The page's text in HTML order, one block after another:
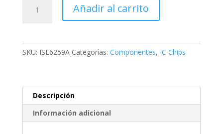
U7100
Ic
macbook
Añadir al carrito
SKU: ISL6259A Categorías: Componentes, IC Chips
Descripción
Información adicional